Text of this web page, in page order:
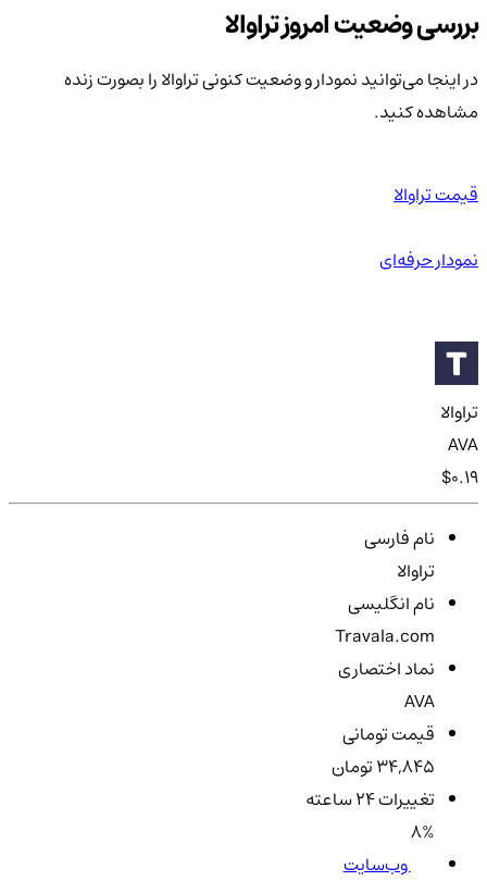
بررسی وضعیت امروز تراوالا
در اینجا می‌توانید نمودار و وضعیت کنونی تراوالا را بصورت زنده
مشاهده کنید.
قیمت تراوالا
نمودار حرفه‌ای
تراوالا
AVA
$0.19
نام فارسی
تراوالا
نام انگلیسی
Travala.com
نماد اختصاری
AVA
قیمت تومانی
34,845 تومان
تغییرات ۲۴ ساعته
8%
وب‌سایت